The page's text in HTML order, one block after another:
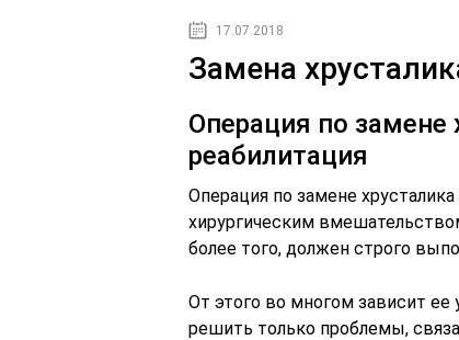
17.07.2018
Замена
Операция по замене
реабилитация
Операция по замене
хирургическим
более того, должен строго
От этого во многом зависит ее
решить только проблемы,